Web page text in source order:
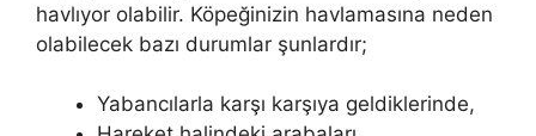
havlıyor olabilir. Köpeğinizin havlamasına neden
olabilecek bazı durumlar şunlardır;
Yabancılarla karşı karşıya geldiklerinde,